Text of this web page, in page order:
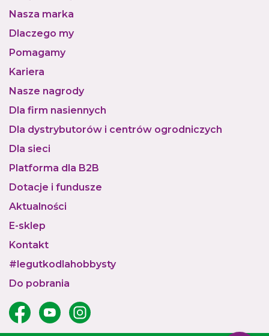
Nasza marka
Dlaczego my
Pomagamy
Kariera
Nasze nagrody
Dla firm nasiennych
Dla dystrybutorów i centrów ogrodniczych
Dla sieci
Platforma dla B2B
Dotacje i fundusze
Aktualności
E-sklep
Kontakt
#legutkodlahobbysty
Do pobrania